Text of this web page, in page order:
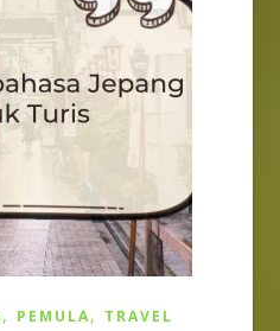
, PEMULA, TRAVEL